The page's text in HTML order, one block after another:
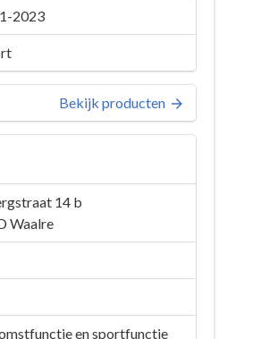
2023
Bekijk producten
14 b
Waalre
en sportfunctie